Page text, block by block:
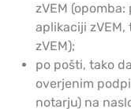
zVEM
aplikaciji
zVEM);
po pošti, tako
overjenim
notarju) na